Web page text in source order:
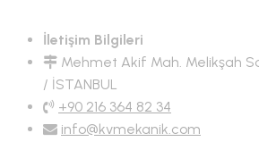
İletişim Bilgileri
Mehmet Akif Mah. Melikşah
/ İSTANBUL
+90 216 364 82 34
info@kvmekanik.com